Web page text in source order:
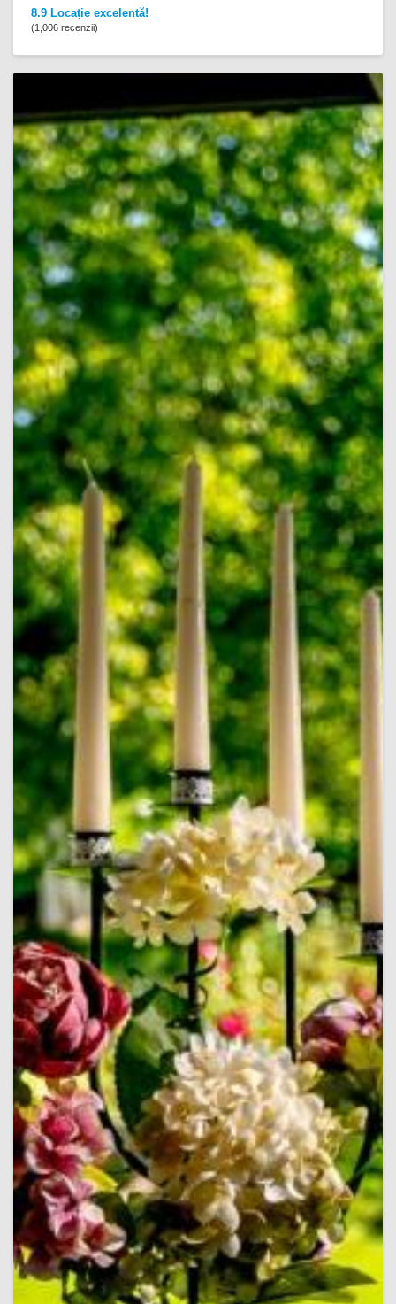
8.9 Locație excelentă!
(1,006 recenzii)